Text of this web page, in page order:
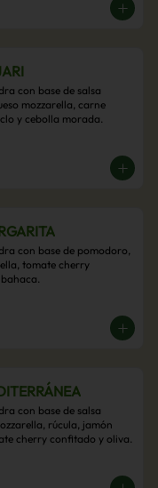
con base de salsa
mozzarella, carne
y cebolla morada.
con base de pomodoro,
tomate cherry
con base de salsa
rúcula, jamón
cherry confitado y oliva.